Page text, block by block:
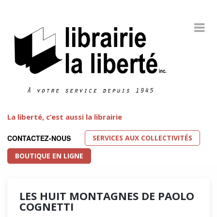
La liberté, c’est aussi la librairie
CONTACTEZ-NOUS
SERVICES AUX COLLECTIVITÉS
BOUTIQUE EN LIGNE
LES HUIT MONTAGNES DE PAOLO
COGNETTI